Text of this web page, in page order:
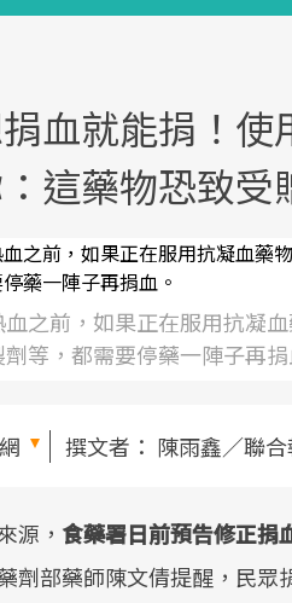
血就能捐！
這藥物恐致受
之前，如果正在服用抗凝
等，都需要停藥一陣子再捐
撰文者： 陳雨鑫／聯
源， 食藥署日前預告修正捐
劑部藥師陳文倩提醒，民